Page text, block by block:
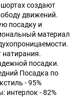
создают
движений.
посадку и
материал
посадки.
Посадка по
- 95%
интерлок - 82%